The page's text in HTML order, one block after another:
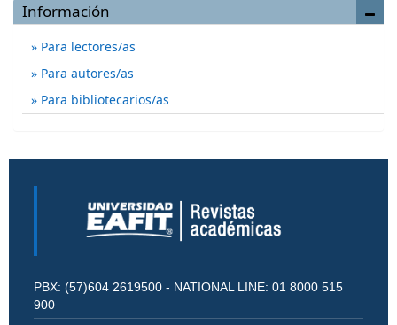
Información
Para lectores/as
Para autores/as
Para bibliotecarios/as
PBX: (57)604 2619500 - NATIONAL LINE: 01 8000 515
900